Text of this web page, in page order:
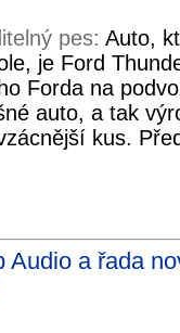
pes: Auto,
je Ford
Forda na
auto, a tak
kus.
Audio a řada